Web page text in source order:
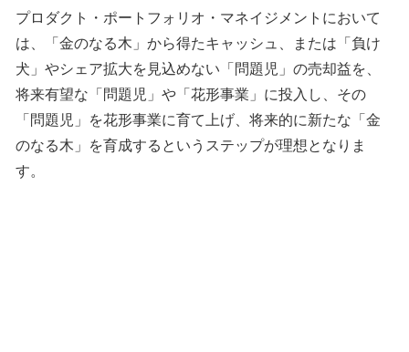
プロダクト・ポートフォリオ・マネイジメントにおいて
は、「金のなる木」から得たキャッシュ、または「負け
犬」やシェア拡大を見込めない「問題児」の売却益を、
将来有望な「問題児」や「花形事業」に投入し、その
「問題児」を花形事業に育て上げ、将来的に新たな「金
のなる木」を育成するというステップが理想となりま
す。